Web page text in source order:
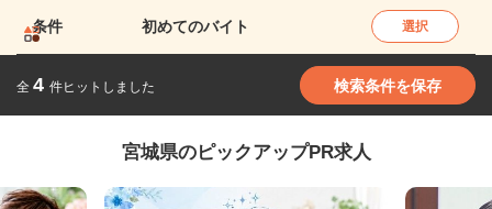
条件 初めてのバイト 選択
全 4 件ヒットしました 検索条件を保存
宮城県のピックアップPR求人